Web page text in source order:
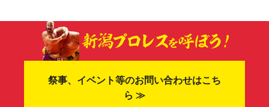
祭事、イベント等のお問い合わせはこち
ら ≫